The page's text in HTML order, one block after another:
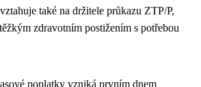
také na držitele průkazu ZTP/P,
zdravotním postižením s potřebou
poplatky vzniká prvním dnem